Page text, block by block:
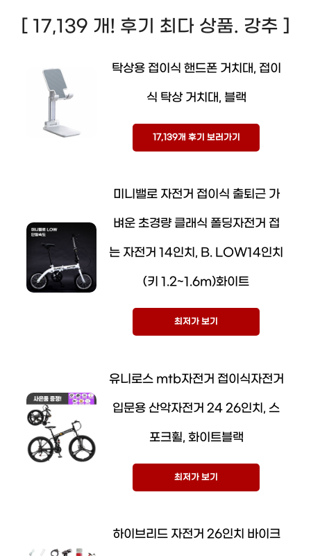
[ 17,139 개! 후기 최다 상품. 강추 ]
탁상용 접이식 핸드폰 거치대, 접이
식 탁상 거치대, 블랙
17,139개 후기 보러가기
미니밸로 자전거 접이식 출퇴근 가
벼운 초경량 클래식 폴딩자전거 접
는 자전거 14인치, B. LOW14인치
(키 1.2~1.6m)화이트
최저가 보기
유니로스 mtb자전거 접이식자전거
입문용 산악자전거 24 26인치, 스
포크휠, 화이트블랙
최저가 보기
하이브리드 자전거 26인치 바이크